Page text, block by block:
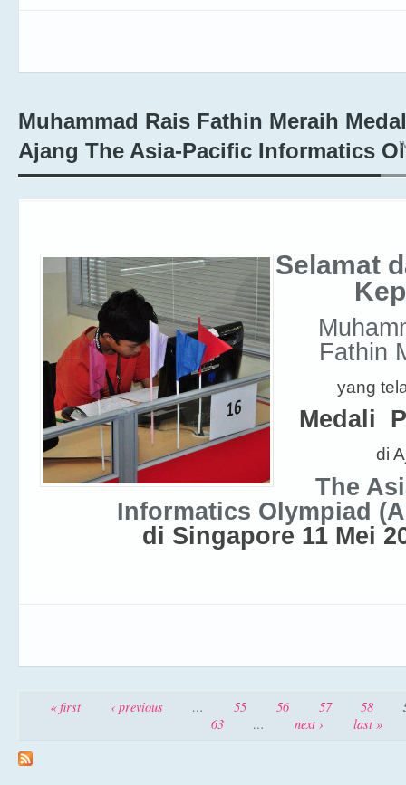
Muhammad Rais Fathin Meraih
Ajang The Asia-Pacific Informatics
Selamat
Fathin
yang
Medali
di
The
Informatics Olympiad
di Singapore 11 Mei
Pages
« first ‹ previous … 55 56 57 58
63 … next › last »